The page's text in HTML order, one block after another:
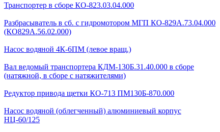
Транспортер в сборе КО-823.03.04.000
Разбрасыватель в сб. с гидромотором МГП КО-829А.73.04.000
(КО829А.56.02.000)
Насос водяной 4К-6ПМ (левое вращ.)
Вал ведомый транспортера КДМ-130Б.31.40.000 в сборе
(натяжной, в сборе с натяжителями)
Редуктор привода щетки КО-713 ПМ130Б-870.000
Насос водяной (облегченный) алюминиевый корпус
НЦ-60/125